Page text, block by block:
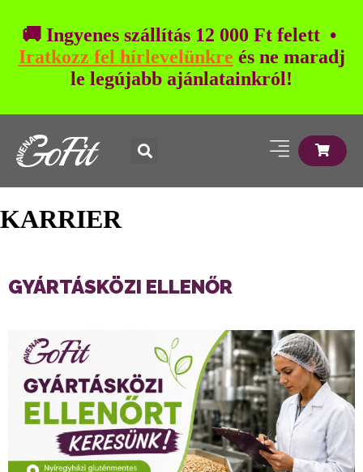
🚚 Ingyenes szállítás 12 000 Ft felett •
Iratkozz fel hírlevelünkre és ne maradj
le legújabb ajánlatainkról!
KARRIER
GYÁRTÁSKÖZI ELLENŐR